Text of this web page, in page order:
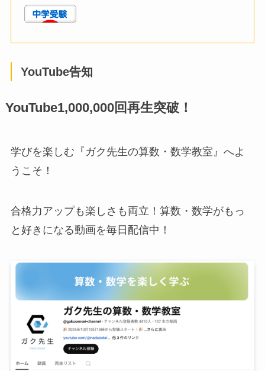
YouTube告知
YouTube1,000,000回再生突破！
学びを楽しむ『ガク先生の算数・数学教室』へよ
うこそ！
合格力アップも楽しさも両立！算数・数学がもっ
と好きになる動画を毎日配信中！